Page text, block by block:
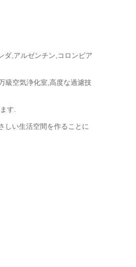
ダ,アルゼンチン,コロンビア
級空気浄化室,高度な過濾技
す.
しい生活空間を作ることに